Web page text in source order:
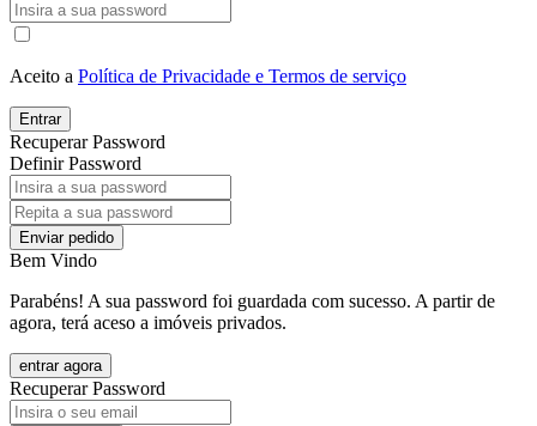
Aceito a Política de Privacidade e Termos de serviço
Entrar
Recuperar Password
Definir Password
Enviar pedido
Bem Vindo
Parabéns! A sua password foi guardada com sucesso. A partir de
agora, terá aceso a imóveis privados.
entrar agora
Recuperar Password